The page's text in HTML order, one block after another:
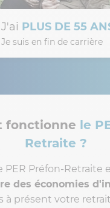
J'ai PLUS DE 55
Je suis en fin de carrière
fonctionne le
Retraite ?
PER Préfon-Retraite
des économies
à présent votre